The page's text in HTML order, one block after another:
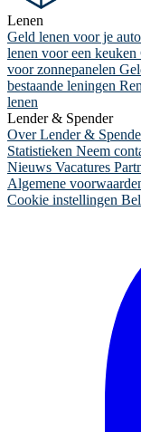
Lenen
Geld lenen voor je auto
lenen voor een keuken
voor zonnepanelen
bestaande leningen
lenen
Lender & Spender
Over Lender &
Statistieken Neem
Nieuws Vacatures
Algemene
Cookie instellingen